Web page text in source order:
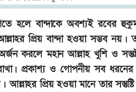
হলে বান্দাকে অবশ্যই রবের
প্রিয় বান্দা হওয়া সম্ভব নয়।
করলে মহান আল্লাহ খুশি ও
প্রকাশ্য ও গোপনীয় সব
আল্লাহর প্রিয় হওয়া মানে তার